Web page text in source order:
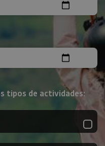
tipos de actividades: